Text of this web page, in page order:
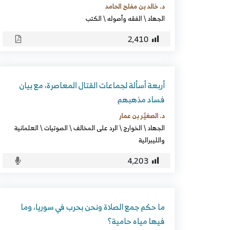
د. خالد بن مفلح الحامد
الجهاد\الفقه وأصوله\الكتب
2٬410
أربعة أسألة لجماعات القتال المعاصرة، مع بيان
فساد مذهبهم
د. الصغيَّر بن عمار
الجهاد\الخوارج\الرد على المخالف\الصوتيات\العلمانية
والليبرالية
4٬203
ما حكم جمع الصلاة ونحن بحرب في سوريا، وما
فيها مياه حامية؟